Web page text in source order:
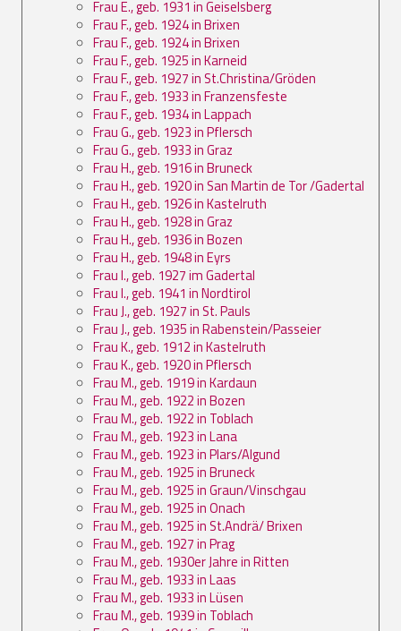
Frau E., geb. 1931 in Geiselsberg
Frau F., geb. 1924 in Brixen
Frau F., geb. 1924 in Brixen
Frau F., geb. 1925 in Karneid
Frau F., geb. 1927 in St.Christina/Gröden
Frau F., geb. 1933 in Franzensfeste
Frau F., geb. 1934 in Lappach
Frau G., geb. 1923 in Pflersch
Frau G., geb. 1933 in Graz
Frau H., geb. 1916 in Bruneck
Frau H., geb. 1920 in San Martin de Tor /Gadertal
Frau H., geb. 1926 in Kastelruth
Frau H., geb. 1928 in Graz
Frau H., geb. 1936 in Bozen
Frau H., geb. 1948 in Eyrs
Frau I., geb. 1927 im Gadertal
Frau I., geb. 1941 in Nordtirol
Frau J., geb. 1927 in St. Pauls
Frau J., geb. 1935 in Rabenstein/Passeier
Frau K., geb. 1912 in Kastelruth
Frau K., geb. 1920 in Pflersch
Frau M., geb. 1919 in Kardaun
Frau M., geb. 1922 in Bozen
Frau M., geb. 1922 in Toblach
Frau M., geb. 1923 in Lana
Frau M., geb. 1923 in Plars/Algund
Frau M., geb. 1925 in Bruneck
Frau M., geb. 1925 in Graun/Vinschgau
Frau M., geb. 1925 in Onach
Frau M., geb. 1925 in St.Andrä/ Brixen
Frau M., geb. 1927 in Prag
Frau M., geb. 1930er Jahre in Ritten
Frau M., geb. 1933 in Laas
Frau M., geb. 1933 in Lüsen
Frau M., geb. 1939 in Toblach